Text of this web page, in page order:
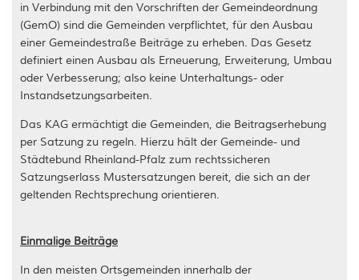
in Verbindung mit den Vorschriften der Gemeindeordnung
(GemO) sind die Gemeinden verpflichtet, für den Ausbau
einer Gemeindestraße Beiträge zu erheben. Das Gesetz
definiert einen Ausbau als Erneuerung, Erweiterung, Umbau
oder Verbesserung; also keine Unterhaltungs- oder
Instandsetzungsarbeiten.
Das KAG ermächtigt die Gemeinden, die Beitragserhebung
per Satzung zu regeln. Hierzu hält der Gemeinde- und
Städtebund Rheinland-Pfalz zum rechtssicheren
Satzungserlass Mustersatzungen bereit, die sich an der
geltenden Rechtsprechung orientieren.
Einmalige Beiträge
In den meisten Ortsgemeinden innerhalb der